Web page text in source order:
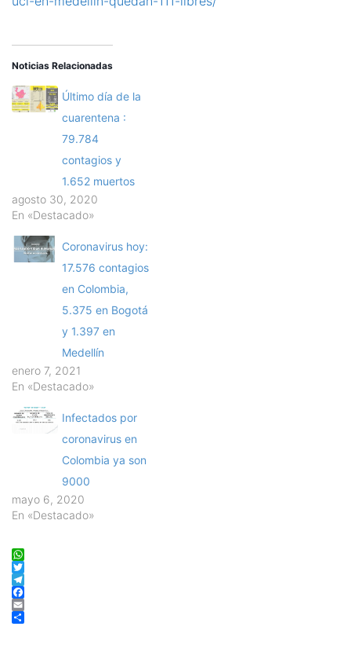
Noticias Relacionadas
Último día de la
cuarentena :
79.784
contagios y
1.652 muertos
agosto 30, 2020
En «Destacado»
Coronavirus hoy:
17.576 contagios
en Colombia,
5.375 en Bogotá
y 1.397 en
Medellín
enero 7, 2021
En «Destacado»
Infectados por
coronavirus en
Colombia ya son
9000
mayo 6, 2020
En «Destacado»
WhatsApp
Twitter
Telegram
Facebook
Email